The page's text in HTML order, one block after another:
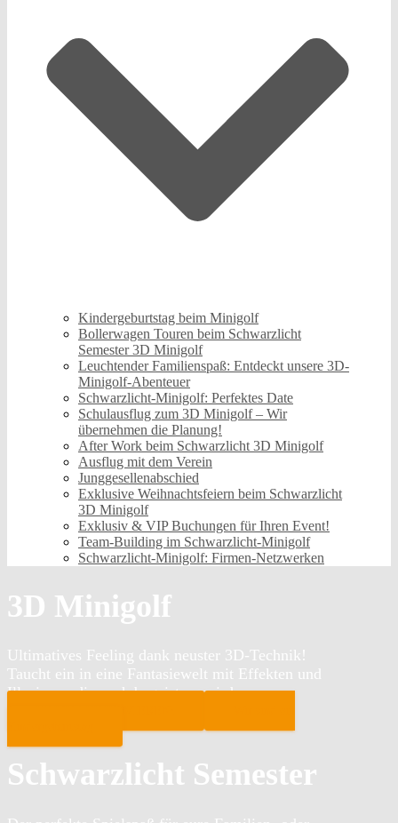
Kindergeburtstag beim Minigolf
Bollerwagen Touren beim Schwarzlicht
Semester 3D Minigolf
Leuchtender Familienspaß: Entdeckt unsere 3D-
Minigolf-Abenteuer
Schwarzlicht-Minigolf: Perfektes Date
Schulausflug zum 3D Minigolf – Wir
übernehmen die Planung!
After Work beim Schwarzlicht 3D Minigolf
Ausflug mit dem Verein
Junggesellenabschied
Exklusive Weihnachtsfeiern beim Schwarzlicht
3D Minigolf
Exklusiv & VIP Buchungen für Ihren Event!
Team-Building im Schwarzlicht-Minigolf
Schwarzlicht-Minigolf: Firmen-Netzwerken
3D Minigolf
Ultimatives Feeling dank neuster 3D-Technik!
Taucht ein in eine Fantasiewelt mit Effekten und
Illusionen die euch begeistern wird
Schwarzlicht Semester